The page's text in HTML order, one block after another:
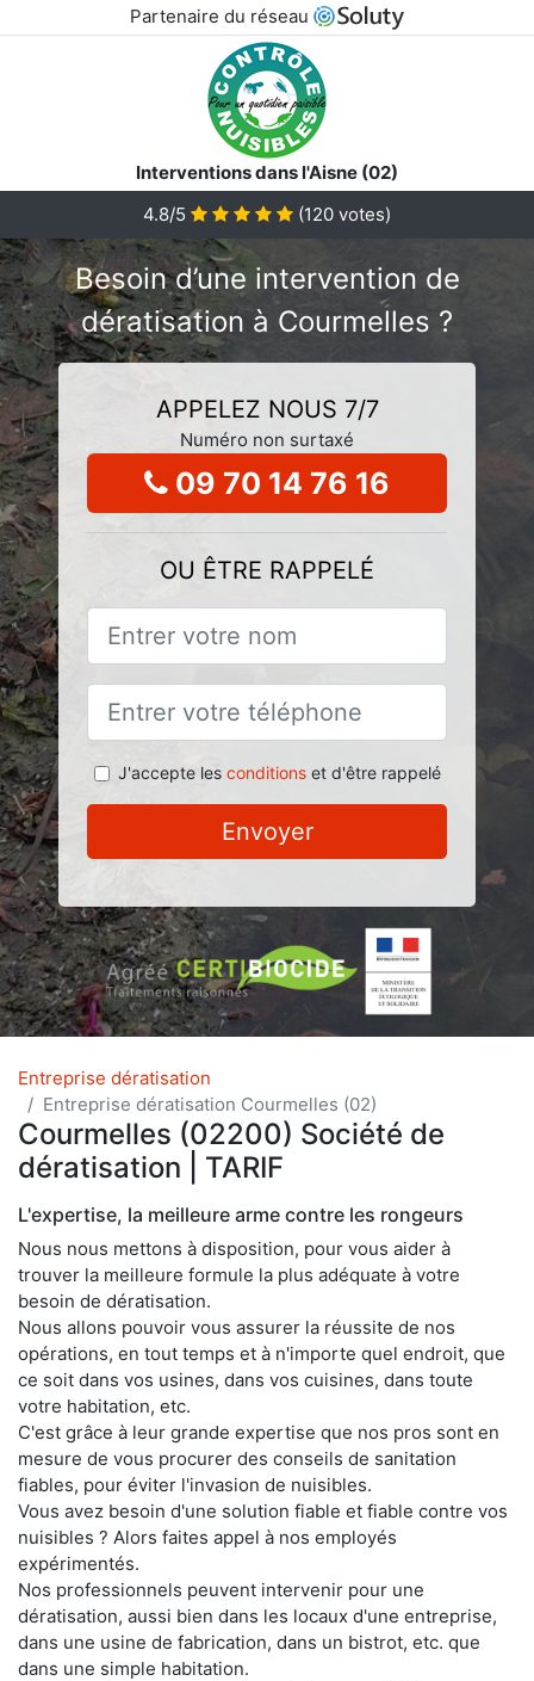
Partenaire du réseau
Interventions dans l'Aisne (02)
4.8/5
(120 votes)
Besoin d’une intervention de
dératisation à Courmelles ?
APPELEZ NOUS 7/7
Numéro non surtaxé
09 70 14 76 16
OU ÊTRE RAPPELÉ
J'accepte les conditionset d'être rappelé
Envoyer
Entreprise dératisation
Entreprise dératisation Courmelles (02)
Courmelles (02200) Société de
dératisation | TARIF
L'expertise, la meilleure arme contre les rongeurs
Nous nous mettons à disposition, pour vous aider à
trouver la meilleure formule la plus adéquate à votre
besoin de dératisation.
Nous allons pouvoir vous assurer la réussite de nos
opérations, en tout temps et à n'importe quel endroit, que
ce soit dans vos usines, dans vos cuisines, dans toute
votre habitation, etc.
C'est grâce à leur grande expertise que nos pros sont en
mesure de vous procurer des conseils de sanitation
fiables, pour éviter l'invasion de nuisibles.
Vous avez besoin d'une solution fiable et fiable contre vos
nuisibles ? Alors faites appel à nos employés
expérimentés.
Nos professionnels peuvent intervenir pour une
dératisation, aussi bien dans les locaux d'une entreprise,
dans une usine de fabrication, dans un bistrot, etc. que
dans une simple habitation.